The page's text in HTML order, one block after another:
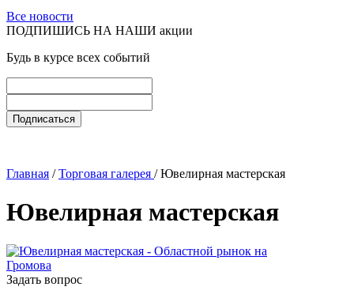
Все новости
ПОДПИШИСЬ НА НАШИ акции
Будь в курсе всех событий
Главная /Торговая галерея / Ювелирная мастерская
Ювелирная мастерская
Задать вопрос